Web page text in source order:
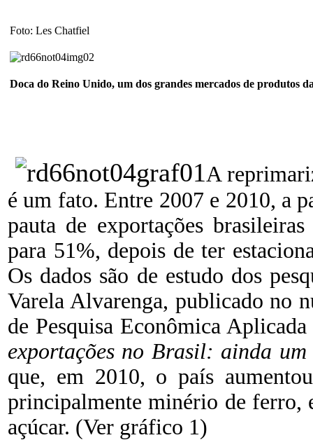
Foto: Les Chatfiel
Doca do Reino Unido, um dos grandes mercados de produtos
A
é um fato. Entre 2007 e 2010, a
pauta de exportações
para 51%, depois de ter
Os dados são de estudo dos
Varela Alvarenga, publicado no
de Pesquisa Econômica
exportações no Brasil: ainda
que, em 2010, o país
principalmente minério de ferro,
açúcar. (Ver gráfico 1)